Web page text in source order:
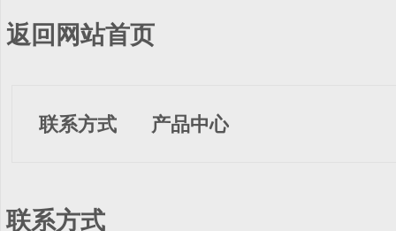
返回网站首页
联系方式 产品中心
联系方式